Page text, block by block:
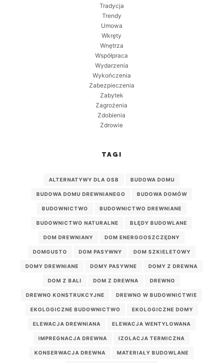
Tradycja
Trendy
Umowa
Wkręty
Wnętrza
Współpraca
Wydarzenia
Wykończenia
Zabezpieczenia
Zabytek
Zagrożenia
Zdobienia
Zdrowie
TAGI
ALTERNATYWY DLA OSB BUDOWA DOMU
BUDOWA DOMU DREWNIANEGO BUDOWA DOMÓW
BUDOWNICTWO BUDOWNICTWO DREWNIANE
BUDOWNICTWO NATURALNE BŁĘDY BUDOWLANE
DOM DREWNIANY DOM ENERGOOSZCZĘDNY
DOMGUSTO DOM PASYWNY DOM SZKIELETOWY
DOMY DREWNIANE DOMY PASYWNE DOMY Z DREWNA
DOM Z BALI DOM Z DREWNA DREWNO
DREWNO KONSTRUKCYJNE DREWNO W BUDOWNICTWIE
EKOLOGICZNE BUDOWNICTWO EKOLOGICZNE DOMY
ELEWACJA DREWNIANA ELEWACJA WENTYLOWANA
IMPREGNACJA DREWNA IZOLACJA TERMICZNA
KONSERWACJA DREWNA MATERIAŁY BUDOWLANE